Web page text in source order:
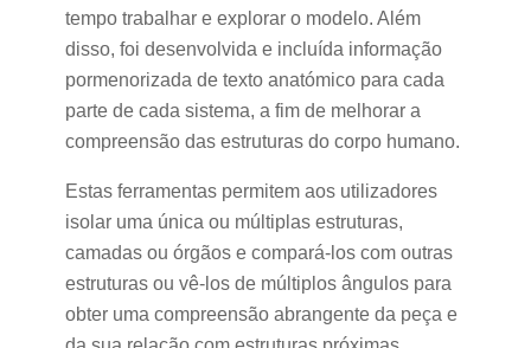
tempo trabalhar e explorar o modelo. Além
disso, foi desenvolvida e incluída informação
pormenorizada de texto anatómico para cada
parte de cada sistema, a fim de melhorar a
compreensão das estruturas do corpo humano.
Estas ferramentas permitem aos utilizadores
isolar uma única ou múltiplas estruturas,
camadas ou órgãos e compará-los com outras
estruturas ou vê-los de múltiplos ângulos para
obter uma compreensão abrangente da peça e